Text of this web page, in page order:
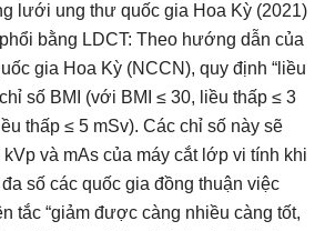
lưới ung thư quốc gia Hoa Kỳ (2021)
bằng LDCT: Theo hướng dẫn của
gia Hoa Kỳ (NCCN), quy định “liều
số BMI (với BMI ≤ 30, liều thấp ≤ 3
thấp ≤ 5 mSv). Các chỉ số này sẽ
và mAs của máy cắt lớp vi tính khi
số các quốc gia đồng thuận việc
tắc “giảm được càng nhiều càng tốt,